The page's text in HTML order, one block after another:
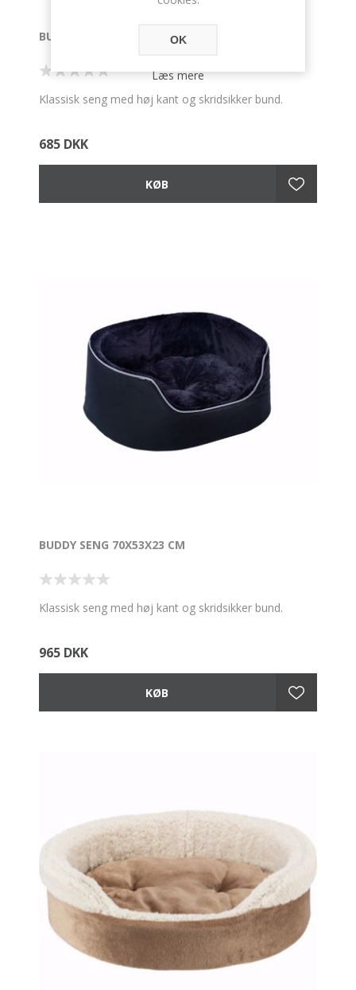
BUDDY SENG 60X48X23 CM
Klassisk seng med høj kant og skridsikker bund.
685 DKK
BUDDY SENG 70X53X23 CM
Klassisk seng med høj kant og skridsikker bund.
965 DKK
OK
Læs mere